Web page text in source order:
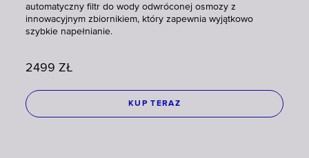
automatyczny filtr do wody odwróconej osmozy z
innowacyjnym zbiornikiem, który zapewnia wyjątkowo
szybkie napełnianie.
2499 ZŁ
KUP TERAZ